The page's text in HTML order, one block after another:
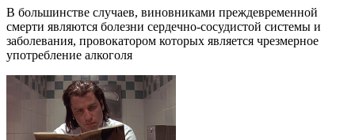
В большинстве случаев, виновниками преждевременной
смерти являются болезни сердечно-сосудистой системы и
заболевания, провокатором которых является чрезмерное
употребление алкоголя